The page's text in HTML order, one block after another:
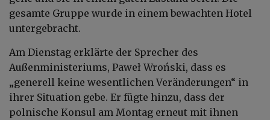
gesamte Gruppe wurde in einem bewachten Hotel
untergebracht.
Am Dienstag erklärte der Sprecher des
Außenministeriums, Paweł Wroński, dass es
„generell keine wesentlichen Veränderungen“ in
ihrer Situation gebe. Er fügte hinzu, dass der
polnische Konsul am Montag erneut mit ihnen